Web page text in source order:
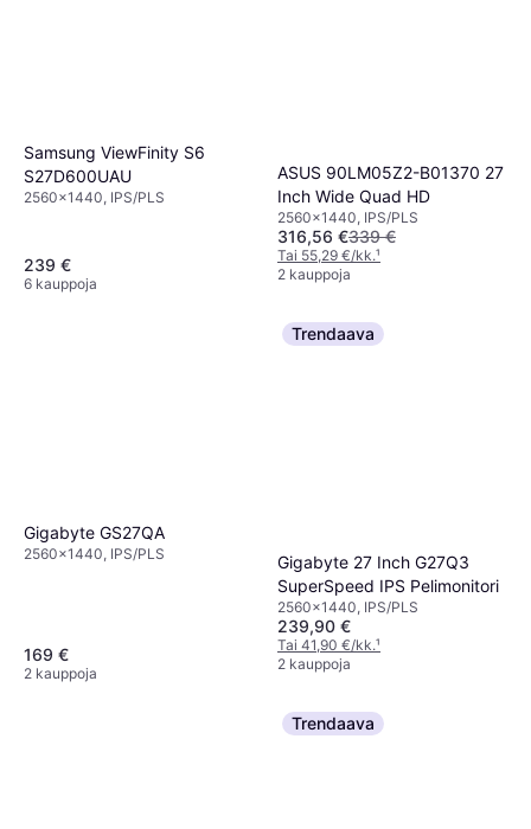
Samsung ViewFinity S6
S27D600UAU
2560x1440, IPS/PLS
239 €
6 kauppoja
ASUS 90LM05Z2-B01370 27
Inch Wide Quad HD
2560x1440, IPS/PLS
316,56 €339 €
Tai 55,29 €/kk.¹
2 kauppoja
Gigabyte GS27QA
2560x1440, IPS/PLS
169 €
2 kauppoja
Trendaava
Gigabyte 27 Inch G27Q3
SuperSpeed IPS Pelimonitori
2560x1440, IPS/PLS
239,90 €
Tai 41,90 €/kk.¹
2 kauppoja
Trendaava